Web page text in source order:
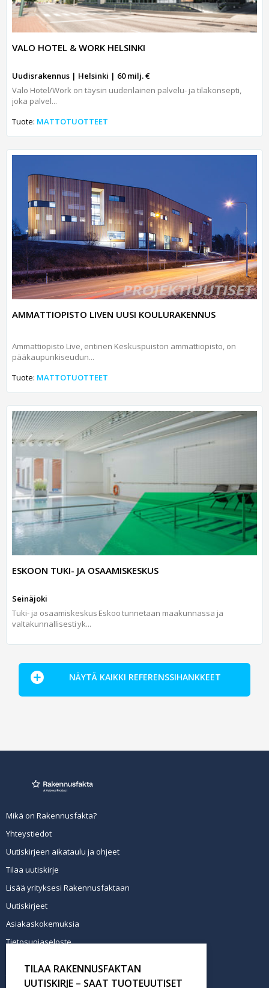
VALO HOTEL & WORK HELSINKI
Uudisrakennus | Helsinki | 60 milj. €
Valo Hotel/Work on täysin uudenlainen palvelu- ja tilakonsepti,
joka palvel...
Tuote: MATTOTUOTTEET
AMMATTIOPISTO LIVEN UUSI KOULURAKENNUS
Ammattiopisto Live, entinen Keskuspuiston ammattiopisto, on
pääkaupunkiseudun...
Tuote: MATTOTUOTTEET
ESKOON TUKI- JA OSAAMISKESKUS
Seinäjoki
Tuki- ja osaamiskeskus Eskoo tunnetaan maakunnassa ja
valtakunnallisesti yk...
NÄYTÄ KAIKKI REFERENSSIHANKKEET
Mikä on Rakennusfakta?
Yhteystiedot
Uutiskirjeen aikataulu ja ohjeet
Tilaa uutiskirje
Lisää yrityksesi Rakennusfaktaan
Uutiskirjeet
Asiakaskokemuksia
Tietosuojaseloste
Tilaa uutiskirje
TILAA RAKENNUSFAKTAN
UUTISKIRJE – SAAT TUOTEUUTISET